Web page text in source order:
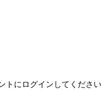
にログインしてください